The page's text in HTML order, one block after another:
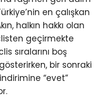
en çalışkan
halkın hakkı olan
geçirmekte
sıralarını boş
bir sonraki
“evet”